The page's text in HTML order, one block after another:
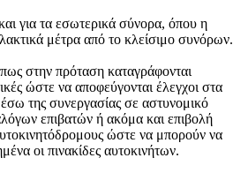
για τα εσωτερικά σύνορα, όπου η
μέτρα από το κλείσιμο συνόρων.
στην πρόταση καταγράφονται
ώστε να αποφεύγονται έλεγχοι στα
της συνεργασίας σε αστυνομικό
επιβατών ή ακόμα και επιβολή
ώστε να μπορούν να
οι πινακίδες αυτοκινήτων.